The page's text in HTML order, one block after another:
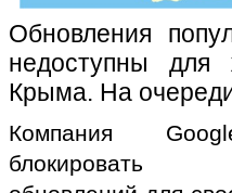
Обновления
недоступны для
Крыма. На
Компания
блокировать